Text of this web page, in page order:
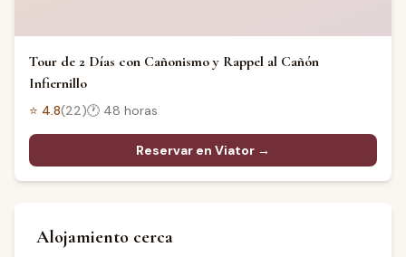
Tour de 2 Días con Cañonismo y Rappel al Cañón
Infiernillo
⭐ 4.8(22)🕐 48 horas
Reservar en Viator →
Alojamiento cerca